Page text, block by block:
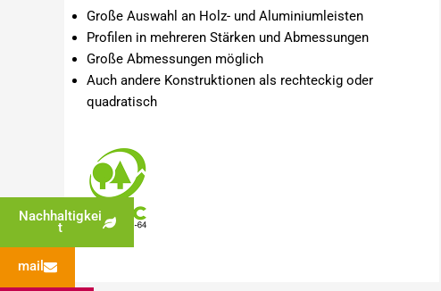
Große Auswahl an Holz- und Aluminiumleisten
Profilen in mehreren Stärken und Abmessungen
Große Abmessungen möglich
Auch andere Konstruktionen als rechteckig oder
quadratisch
Nachhaltigkei
t
mail